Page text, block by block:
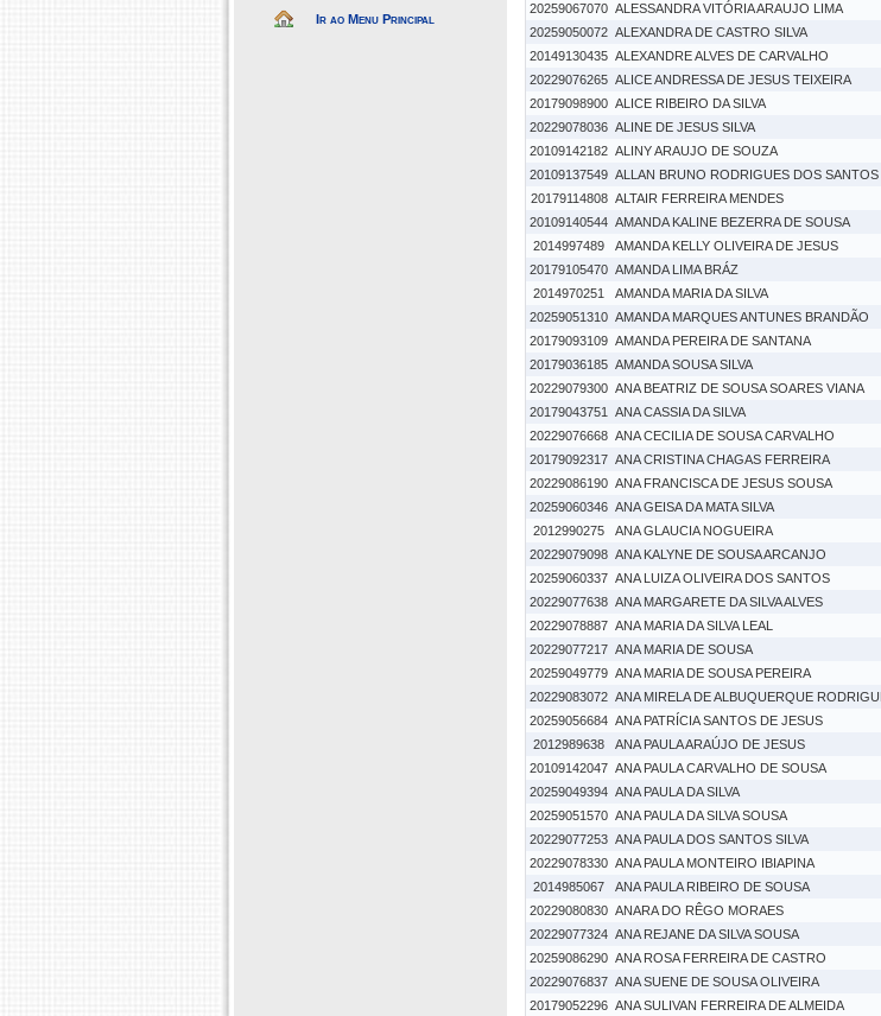
Ir ao Menu Principal
20259067070 ALESSANDRA VITÓRIA ARAUJO LIMA
20259050072 ALEXANDRA DE CASTRO SILVA
20149130435 ALEXANDRE ALVES DE CARVALHO
20229076265 ALICE ANDRESSA DE JESUS TEIXEIRA
20179098900 ALICE RIBEIRO DA SILVA
20229078036 ALINE DE JESUS SILVA
20109142182 ALINY ARAUJO DE SOUZA
20109137549 ALLAN BRUNO RODRIGUES DOS SANTOS
20179114808 ALTAIR FERREIRA MENDES
20109140544 AMANDA KALINE BEZERRA DE SOUSA
2014997489
AMANDA KELLY OLIVEIRA DE JESUS
20179105470 AMANDA LIMA BRÁZ
2014970251
AMANDA MARIA DA SILVA
20259051310 AMANDA MARQUES ANTUNES BRANDÃO
20179093109 AMANDA PEREIRA DE SANTANA
20179036185 AMANDA SOUSA SILVA
20229079300 ANA BEATRIZ DE SOUSA SOARES VIANA
20179043751
ANA CASSIA DA SILVA
20229076668 ANA CECILIA DE SOUSA CARVALHO
20179092317 ANA CRISTINA CHAGAS FERREIRA
20229086190 ANA FRANCISCA DE JESUS SOUSA
20259060346 ANA GEISA DA MATA SILVA
2012990275
ANA GLAUCIA NOGUEIRA
20229079098 ANA KALYNE DE SOUSA ARCANJO
20259060337 ANA LUIZA OLIVEIRA DOS SANTOS
20229077638 ANA MARGARETE DA SILVA ALVES
20229078887 ANA MARIA DA SILVA LEAL
20229077217 ANA MARIA DE SOUSA
20259049779 ANA MARIA DE SOUSA PEREIRA
20229083072 ANA MIRELA DE ALBUQUERQUE
20259056684 ANA PATRÍCIA SANTOS DE JESUS
2012989638
ANA PAULA ARAÚJO DE JESUS
20109142047 ANA PAULA CARVALHO DE SOUSA
20259049394 ANA PAULA DA SILVA
20259051570 ANA PAULA DA SILVA SOUSA
20229077253 ANA PAULA DOS SANTOS SILVA
20229078330 ANA PAULA MONTEIRO IBIAPINA
2014985067
ANA PAULA RIBEIRO DE SOUSA
20229080830 ANARA DO RÊGO MORAES
20229077324 ANA REJANE DA SILVA SOUSA
20259086290 ANA ROSA FERREIRA DE CASTRO
20229076837 ANA SUENE DE SOUSA OLIVEIRA
20179052296 ANA SULIVAN FERREIRA DE ALMEIDA